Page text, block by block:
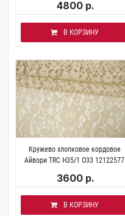
4800 р.
В КОРЗИНУ
Кружево хлопковое кордовое
Айвори TRC H35/1 O33 12122577
3600 р.
В КОРЗИНУ